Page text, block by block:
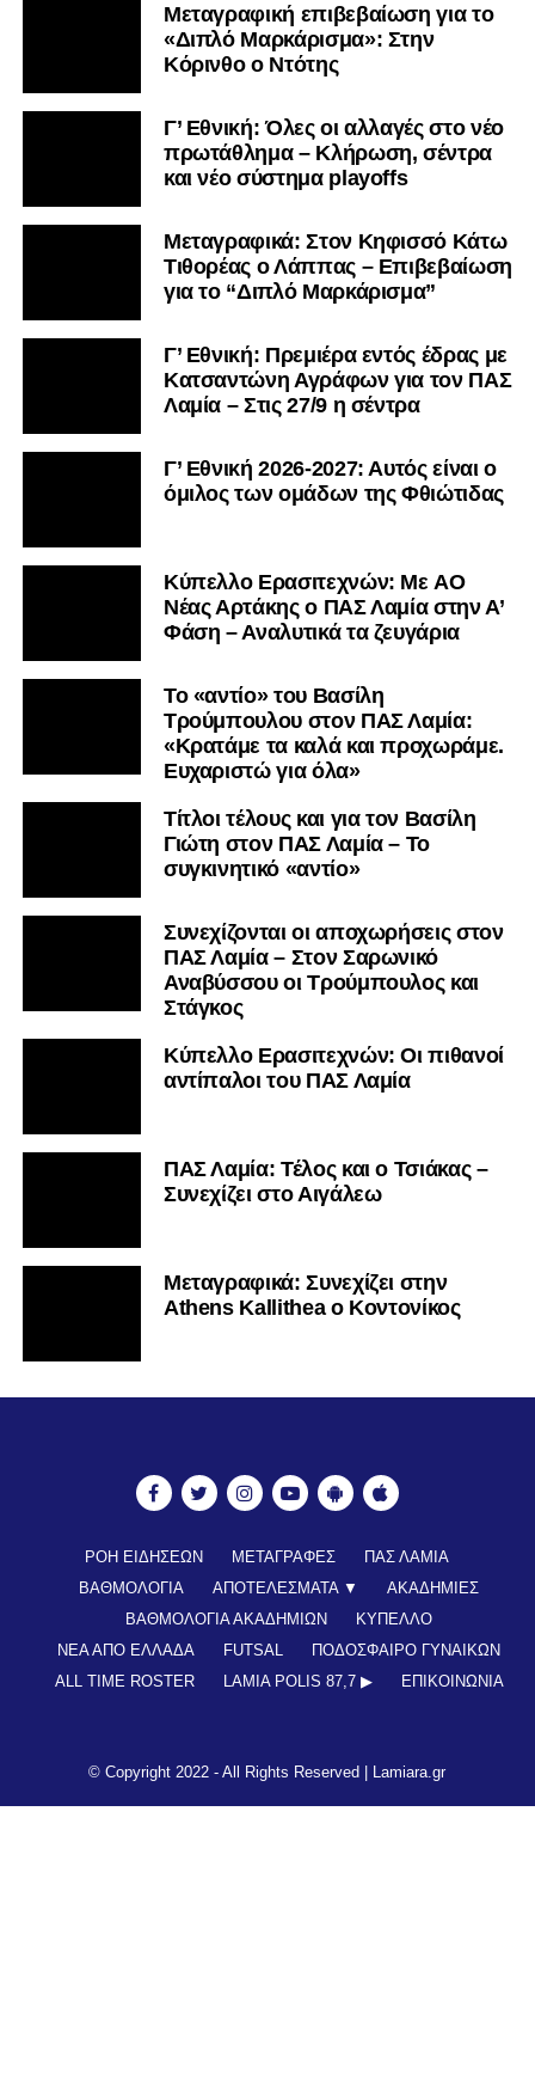
Μεταγραφική επιβεβαίωση για το
«Διπλό Μαρκάρισμα»: Στην
Κόρινθο ο Ντότης
Γ’ Εθνική: Όλες οι αλλαγές στο νέο
πρωτάθλημα – Κλήρωση, σέντρα
και νέο σύστημα playoffs
Μεταγραφικά: Στον Κηφισσό Κάτω
Τιθορέας ο Λάππας – Επιβεβαίωση
για το “Διπλό Μαρκάρισμα”
Γ’ Εθνική: Πρεμιέρα εντός έδρας με
Κατσαντώνη Αγράφων για τον ΠΑΣ
Λαμία – Στις 27/9 η σέντρα
Γ’ Εθνική 2026-2027: Αυτός είναι ο
όμιλος των ομάδων της Φθιώτιδας
Kύπελλο Ερασιτεχνών: Με AO
Nέας Αρτάκης ο ΠΑΣ Λαμία στην Α’
Φάση – Αναλυτικά τα ζευγάρια
Το «αντίο» του Βασίλη
Τρούμπουλου στον ΠΑΣ Λαμία:
«Κρατάμε τα καλά και προχωράμε.
Ευχαριστώ για όλα»
Τίτλοι τέλους και για τον Βασίλη
Γιώτη στον ΠΑΣ Λαμία – Το
συγκινητικό «αντίο»
Συνεχίζονται οι αποχωρήσεις στον
ΠΑΣ Λαμία – Στον Σαρωνικό
Αναβύσσου οι Τρούμπουλος και
Στάγκος
Κύπελλο Ερασιτεχνών: Οι πιθανοί
αντίπαλοι του ΠΑΣ Λαμία
ΠΑΣ Λαμία: Τέλος και ο Τσιάκας –
Συνεχίζει στο Αιγάλεω
Mεταγραφικά: Συνεχίζει στην
Athens Kallithea ο Κοντονίκος
ΡΟΗ ΕΙΔΗΣΕΩΝ ΜΕΤΑΓΡΑΦΕΣ
ΠΑΣ ΛΑΜΙΑ
ΒΑΘΜΟΛΟΓΙΑ
ΑΠΟΤΕΛΕΣΜΑΤΑ ▼
ΑΚΑΔΗΜΙΕΣ
ΒΑΘΜΟΛΟΓΙΑ ΑΚΑΔΗΜΙΩΝ
ΚΥΠΕΛΛΟ
ΝΕΑ ΑΠΟ ΕΛΛΑΔΑ
FUTSAL
ΠΟΔΟΣΦΑΙΡΟ ΓΥΝΑΙΚΩΝ
ALL TIME ROSTER
LAMIA POLIS 87,7 ▶︎ ΕΠΙΚΟΙΝΩΝΊΑ
© Copyright 2022 - All Rights Reserved | Lamiara.gr